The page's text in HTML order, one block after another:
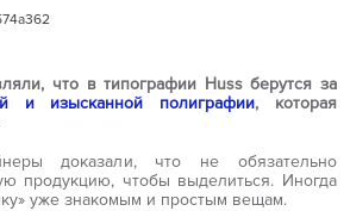
что в типографии Huss берутся за
и изысканной полиграфии, которая
доказали, что не обязательно
продукцию, чтобы выделиться. Иногда
уже знакомым и простым вещам.